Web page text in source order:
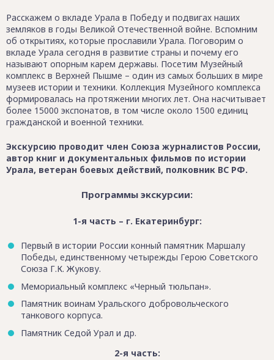
Расскажем о вкладе Урала в Победу и подвигах наших
земляков в годы Великой Отечественной войне. Вспомним
об открытиях, которые прославили Урала. Поговорим о
вкладе Урала сегодня в развитие страны и почему его
называют опорным карем державы. Посетим Музейный
комплекс в Верхней Пышме – один из самых больших в мире
музеев истории и техники. Коллекция Музейного комплекса
формировалась на протяжении многих лет. Она насчитывает
более 15000 экспонатов, в том числе около 1500 единиц
гражданской и военной техники.
Экскурсию проводит член Союза журналистов России,
автор книг и документальных фильмов по истории
Урала, ветеран боевых действий, полковник ВС РФ.
Программы экскурсии:
1-я часть – г. Екатеринбург:
Первый в истории России конный памятник Маршалу
Победы, единственному четырежды Герою Советского
Союза Г.К. Жукову.
Мемориальный комплекс «Черный тюльпан».
Памятник воинам Уральского добровольческого
танкового корпуса.
Памятник Седой Урал и др.
2-я часть: